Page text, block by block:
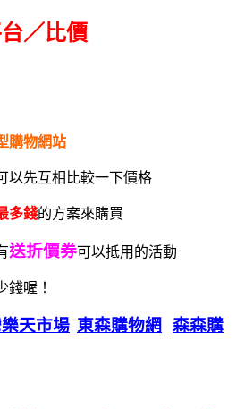
／比價
購物網站
以先互相比較一下價格
多錢的方案來購買
送折價券可以抵用的活動
錢喔！
天市場 東森購物網
森森購